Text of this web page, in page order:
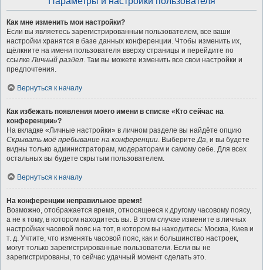
Как мне изменить мои настройки?
Если вы являетесь зарегистрированным пользователем, все ваши
настройки хранятся в базе данных конференции. Чтобы изменить их,
щёлкните на имени пользователя вверху страницы и перейдите по
ссылкеЛичный раздел. Там вы можете изменить все свои настройки и
предпочтения.
Вернуться к началу
Как избежать появления моего имени в списке «Кто сейчас на
конференции»?
На вкладке «Личные настройки» в личном разделе вы найдёте опцию
Скрывать моё пребывание на конференции. ВыберитеДа, и вы будете
видны только администраторам, модераторам и самому себе. Для всех
остальных вы будете скрытым пользователем.
Вернуться к началу
На конференции неправильное время!
Возможно, отображается время, относящееся к другому часовому поясу,
а не к тому, в котором находитесь вы. В этом случае измените в личных
настройках часовой пояс на тот, в котором вы находитесь: Москва, Киев и
т. д. Учтите, что изменять часовой пояс, как и большинство настроек,
могут только зарегистрированные пользователи. Если вы не
зарегистрированы, то сейчас удачный момент сделать это.